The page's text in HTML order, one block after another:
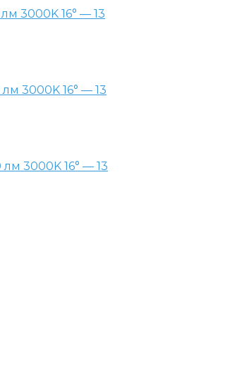
3000K 16° — 13
3000K 16° — 13
3000K 16° — 13